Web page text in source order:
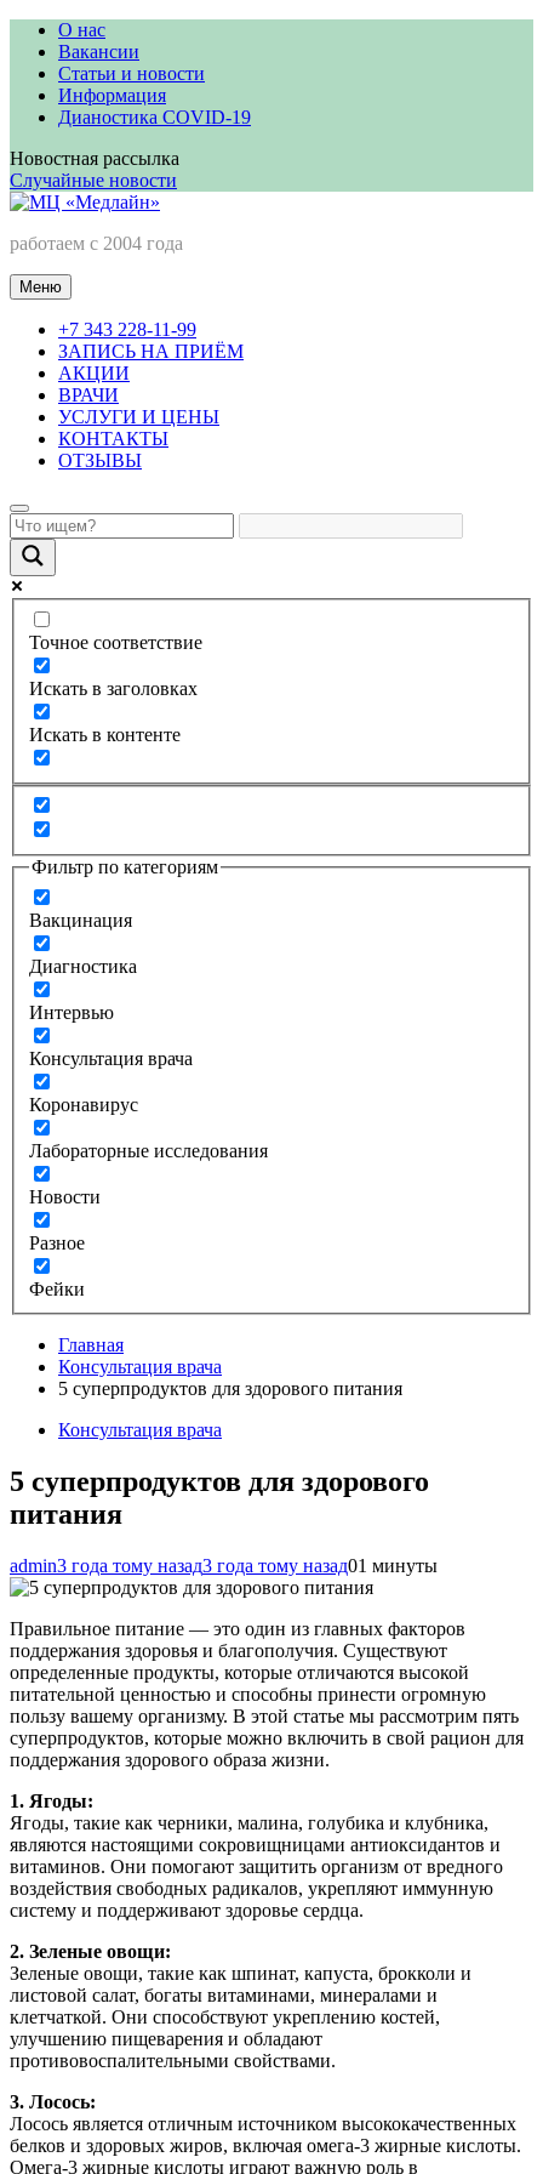
Перейти
содержимому
О нас
Вакансии
Статьи и новости
Информация
Дианостика COVID-19
Новостная рассылка
Случайные новости
МЦ «Медлайн»
работаем с 2004 года
Меню
+7 343 228-11-99
ЗАПИСЬ НА ПРИЁМ
АКЦИИ
ВРАЧИ
УСЛУГИ И ЦЕНЫ
КОНТАКТЫ
ОТЗЫВЫ
Точное соответствие
Искать в заголовках
Искать в контенте
Фильтр по категориям
Вакцинация
Диагностика
Интервью
Консультация врача
Коронавирус
Лабораторные исследования
Новости
Разное
Фейки
Главная
Консультация врача
5 суперпродуктов для здорового питания
Консультация врача
5 суперпродуктов для здорового
питания
admin3 года тому назад3 года тому назад01 минуты
Правильное питание — это один из главных факторов
поддержания здоровья и благополучия. Существуют
определенные продукты, которые отличаются высокой
питательной ценностью и способны принести огромную
пользу вашему организму. В этой статье мы рассмотрим пять
суперпродуктов, которые можно включить в свой рацион для
поддержания здорового образа жизни.
1. Ягоды:
Ягоды, такие как черники, малина, голубика и клубника,
являются настоящими сокровищницами антиоксидантов и
витаминов. Они помогают защитить организм от вредного
воздействия свободных радикалов, укрепляют иммунную
систему и поддерживают здоровье сердца.
2. Зеленые овощи:
Зеленые овощи, такие как шпинат, капуста, брокколи и
листовой салат, богаты витаминами, минералами и
клетчаткой. Они способствуют укреплению костей,
улучшению пищеварения и обладают
противовоспалительными свойствами.
3. Лосось:
Лосось является отличным источником высококачественных
белков и здоровых жиров, включая омега-3 жирные кислоты.
Омега-3 жирные кислоты играют важную роль в